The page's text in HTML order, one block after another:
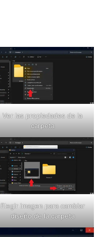
Ver las propiedades de la
carpeta
Elegir imagen para cambiar
diseño de la carpeta